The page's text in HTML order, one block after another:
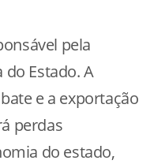
pela
Estado. A
e a exportação
perdas
do estado,